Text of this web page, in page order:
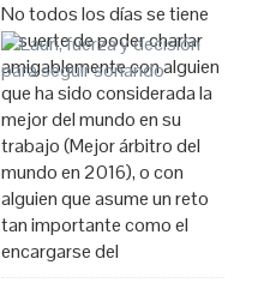
No todos los días se tiene
la suerte de poder charlar
amigablemente con alguien
que ha sido considerada la
mejor del mundo en su
trabajo (Mejor árbitro del
mundo en 2016), o con
alguien que asume un reto
tan importante como el
encargarse del